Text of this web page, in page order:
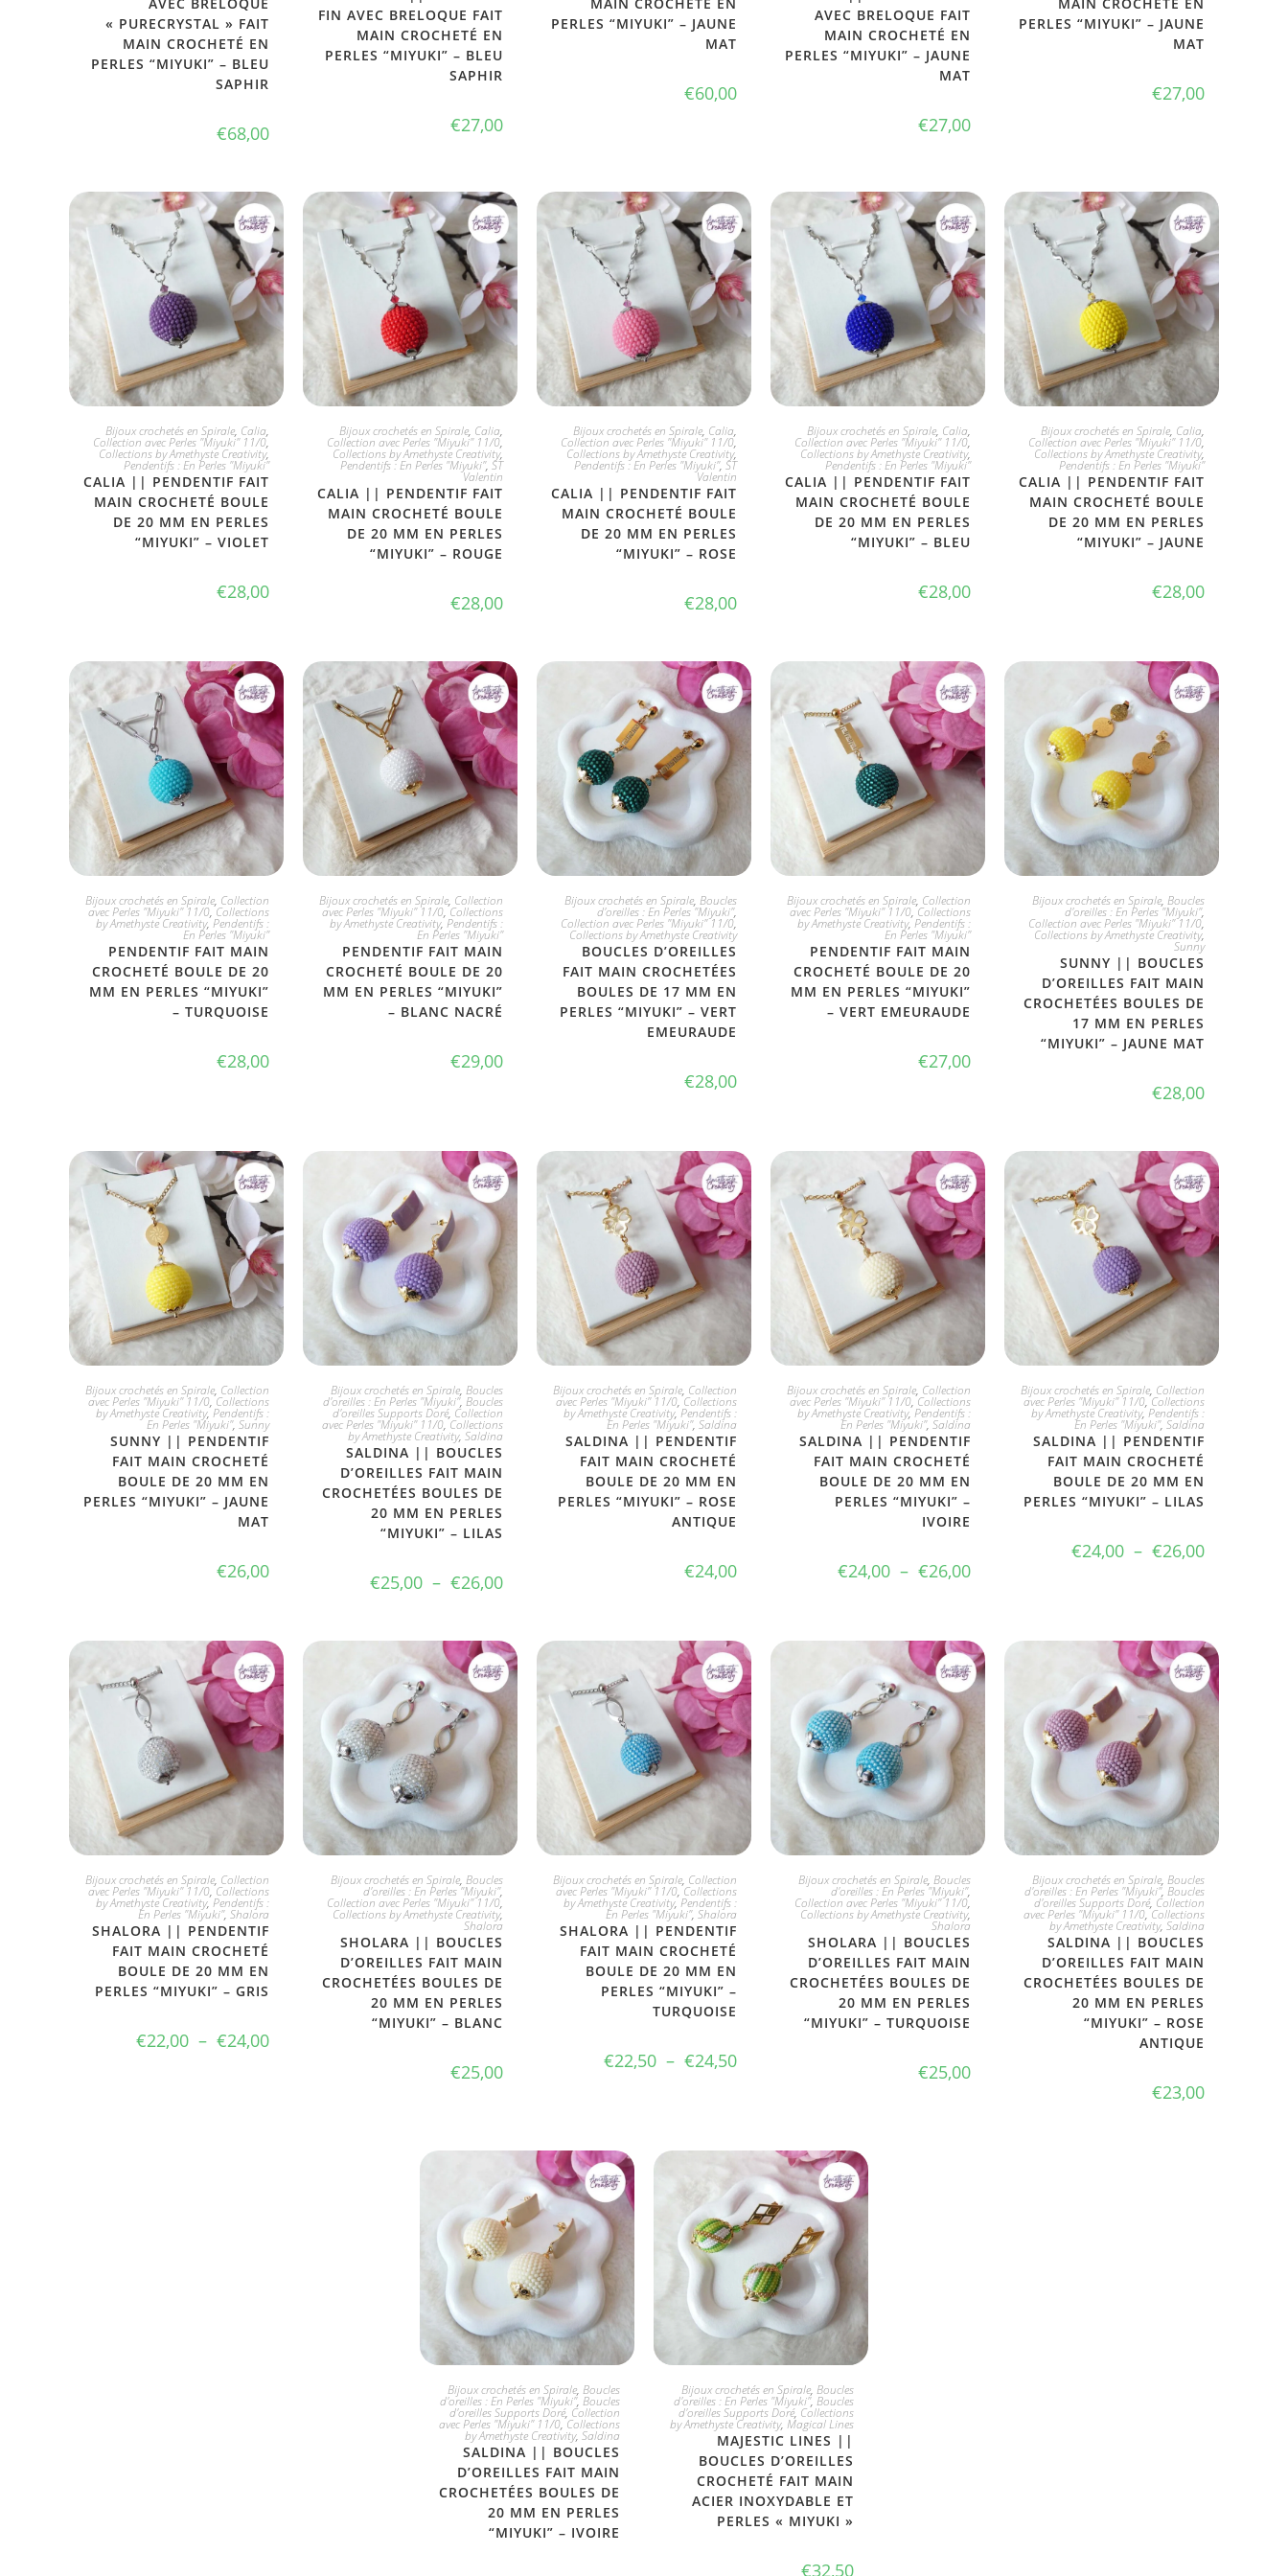
« PURECRYSTAL » FAIT
MAIN CROCHETÉ EN
PERLES “MIYUKI” – BLEU
SAPHIR
€68,00
FIN AVEC BRELOQUE FAIT
MAIN CROCHETÉ EN
PERLES “MIYUKI” – BLEU
SAPHIR
€27,00
PERLES “MIYUKI” – JAUNE
MAT
€60,00
AVEC BRELOQUE FAIT
MAIN CROCHETÉ EN
PERLES “MIYUKI” – JAUNE
MAT
€27,00
PERLES “MIYUKI” – JAUNE
MAT
€27,00
JE L'ADOPTE
Bijoux crochetés en Spirale, Calia,
Collection avec Perles "Miyuki" 11/0,
Collections by Amethyste Creativity,
Pendentifs : En Perles "Miyuki"
CALIA || PENDENTIF FAIT
MAIN CROCHETÉ BOULE
DE 20 MM EN PERLES
“MIYUKI” – VIOLET
€28,00
JE L'ADOPTE
Bijoux crochetés en Spirale, Calia,
Collection avec Perles "Miyuki" 11/0,
Collections by Amethyste Creativity,
Pendentifs : En Perles "Miyuki", ST
Valentin
CALIA || PENDENTIF FAIT
MAIN CROCHETÉ BOULE
DE 20 MM EN PERLES
“MIYUKI” – ROUGE
€28,00
JE L'ADOPTE
Bijoux crochetés en Spirale, Calia,
Collection avec Perles "Miyuki" 11/0,
Collections by Amethyste Creativity,
Pendentifs : En Perles "Miyuki", ST
Valentin
CALIA || PENDENTIF FAIT
MAIN CROCHETÉ BOULE
DE 20 MM EN PERLES
“MIYUKI” – ROSE
€28,00
JE L'ADOPTE
Bijoux crochetés en Spirale, Calia,
Collection avec Perles "Miyuki" 11/0,
Collections by Amethyste Creativity,
Pendentifs : En Perles "Miyuki"
CALIA || PENDENTIF FAIT
MAIN CROCHETÉ BOULE
DE 20 MM EN PERLES
“MIYUKI” – BLEU
€28,00
JE L'ADOPTE
Bijoux crochetés en Spirale, Calia,
Collection avec Perles "Miyuki" 11/0,
Collections by Amethyste Creativity,
Pendentifs : En Perles "Miyuki"
CALIA || PENDENTIF FAIT
MAIN CROCHETÉ BOULE
DE 20 MM EN PERLES
“MIYUKI” – JAUNE
€28,00
JE L'ADOPTE
Bijoux crochetés en Spirale, Collection
avec Perles "Miyuki" 11/0,Collections
by Amethyste Creativity,Pendentifs :
En Perles "Miyuki"
PENDENTIF FAIT MAIN
CROCHETÉ BOULE DE 20
MM EN PERLES “MIYUKI”
– TURQUOISE
€28,00
JE L'ADOPTE
Bijoux crochetés en Spirale, Collection
avec Perles "Miyuki" 11/0,Collections
by Amethyste Creativity,Pendentifs :
En Perles "Miyuki"
PENDENTIF FAIT MAIN
CROCHETÉ BOULE DE 20
MM EN PERLES “MIYUKI”
– BLANC NACRÉ
€29,00
JE L'ADOPTE
Bijoux crochetés en Spirale, Boucles
d'oreilles : En Perles "Miyuki",
Collection avec Perles "Miyuki" 11/0,
Collections by Amethyste Creativity
BOUCLES D’OREILLES
FAIT MAIN CROCHETÉES
BOULES DE 17 MM EN
PERLES “MIYUKI” – VERT
EMEURAUDE
€28,00
JE L'ADOPTE
Bijoux crochetés en Spirale, Collection
avec Perles "Miyuki" 11/0,Collections
by Amethyste Creativity,Pendentifs :
En Perles "Miyuki"
PENDENTIF FAIT MAIN
CROCHETÉ BOULE DE 20
MM EN PERLES “MIYUKI”
– VERT EMEURAUDE
€27,00
JE L'ADOPTE
Bijoux crochetés en Spirale, Boucles
d'oreilles : En Perles "Miyuki",
Collection avec Perles "Miyuki" 11/0,
Collections by Amethyste Creativity,
Sunny
SUNNY || BOUCLES
D’OREILLES FAIT MAIN
CROCHETÉES BOULES DE
17 MM EN PERLES
“MIYUKI” – JAUNE MAT
€28,00
JE L'ADOPTE
Bijoux crochetés en Spirale, Collection
avec Perles "Miyuki" 11/0,Collections
by Amethyste Creativity,Pendentifs :
En Perles "Miyuki", Sunny
SUNNY || PENDENTIF
FAIT MAIN CROCHETÉ
BOULE DE 20 MM EN
PERLES “MIYUKI” – JAUNE
MAT
€26,00
CHOIX DIVERS
Bijoux crochetés en Spirale, Boucles
d'oreilles : En Perles "Miyuki", Boucles
d'oreilles Supports Doré, Collection
avec Perles "Miyuki" 11/0,Collections
by Amethyste Creativity, Saldina
SALDINA || BOUCLES
D’OREILLES FAIT MAIN
CROCHETÉES BOULES DE
20 MM EN PERLES
“MIYUKI” – LILAS
€25,00 – €26,00
JE L'ADOPTE
Bijoux crochetés en Spirale, Collection
avec Perles "Miyuki" 11/0,Collections
by Amethyste Creativity,Pendentifs :
En Perles "Miyuki", Saldina
SALDINA || PENDENTIF
FAIT MAIN CROCHETÉ
BOULE DE 20 MM EN
PERLES “MIYUKI” – ROSE
ANTIQUE
€24,00
CHOIX DIVERS
Bijoux crochetés en Spirale, Collection
avec Perles "Miyuki" 11/0,Collections
by Amethyste Creativity,Pendentifs :
En Perles "Miyuki", Saldina
SALDINA || PENDENTIF
FAIT MAIN CROCHETÉ
BOULE DE 20 MM EN
PERLES “MIYUKI” –
IVOIRE
€24,00 – €26,00
CHOIX DIVERS
Bijoux crochetés en Spirale, Collection
avec Perles "Miyuki" 11/0,Collections
by Amethyste Creativity,Pendentifs :
En Perles "Miyuki", Saldina
SALDINA || PENDENTIF
FAIT MAIN CROCHETÉ
BOULE DE 20 MM EN
PERLES “MIYUKI” – LILAS
€24,00 – €26,00
CHOIX DIVERS
Bijoux crochetés en Spirale, Collection
avec Perles "Miyuki" 11/0,Collections
by Amethyste Creativity,Pendentifs :
En Perles "Miyuki", Shalora
SHALORA || PENDENTIF
FAIT MAIN CROCHETÉ
BOULE DE 20 MM EN
PERLES “MIYUKI” – GRIS
€22,00 – €24,00
JE L'ADOPTE
Bijoux crochetés en Spirale, Boucles
d'oreilles : En Perles "Miyuki",
Collection avec Perles "Miyuki" 11/0,
Collections by Amethyste Creativity,
Shalora
SHOLARA || BOUCLES
D’OREILLES FAIT MAIN
CROCHETÉES BOULES DE
20 MM EN PERLES
“MIYUKI” – BLANC
€25,00
CHOIX DIVERS
Bijoux crochetés en Spirale, Collection
avec Perles "Miyuki" 11/0,Collections
by Amethyste Creativity,Pendentifs :
En Perles "Miyuki", Shalora
SHALORA || PENDENTIF
FAIT MAIN CROCHETÉ
BOULE DE 20 MM EN
PERLES “MIYUKI” –
TURQUOISE
€22,50 – €24,50
JE L'ADOPTE
Bijoux crochetés en Spirale, Boucles
d'oreilles : En Perles "Miyuki",
Collection avec Perles "Miyuki" 11/0,
Collections by Amethyste Creativity,
Shalora
SHOLARA || BOUCLES
D’OREILLES FAIT MAIN
CROCHETÉES BOULES DE
20 MM EN PERLES
“MIYUKI” – TURQUOISE
€25,00
JE L'ADOPTE
Bijoux crochetés en Spirale, Boucles
d'oreilles : En Perles "Miyuki", Boucles
d'oreilles Supports Doré, Collection
avec Perles "Miyuki" 11/0,Collections
by Amethyste Creativity, Saldina
SALDINA || BOUCLES
D’OREILLES FAIT MAIN
CROCHETÉES BOULES DE
20 MM EN PERLES
“MIYUKI” – ROSE
ANTIQUE
€23,00
CHOIX DIVERS
Bijoux crochetés en Spirale, Boucles
d'oreilles : En Perles "Miyuki", Boucles
d'oreilles Supports Doré, Collection
avec Perles "Miyuki" 11/0,Collections
by Amethyste Creativity, Saldina
SALDINA || BOUCLES
D’OREILLES FAIT MAIN
CROCHETÉES BOULES DE
20 MM EN PERLES
“MIYUKI” – IVOIRE
JE L'ADOPTE
Bijoux crochetés en Spirale, Boucles
d'oreilles : En Perles "Miyuki", Boucles
d'oreilles Supports Doré, Collections
by Amethyste Creativity, Magical Lines
MAJESTIC LINES ||
BOUCLES D’OREILLES
CROCHETÉ FAIT MAIN
ACIER INOXYDABLE ET
PERLES « MIYUKI »
€32,50